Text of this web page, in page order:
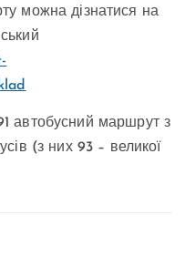
можна дізнатися на
автобусний маршрут з
(з них 93 – великої